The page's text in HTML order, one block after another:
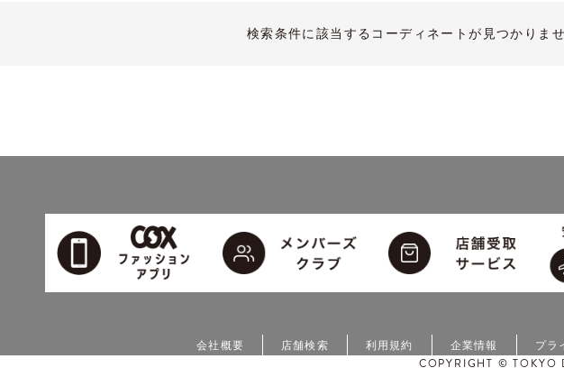
検索条件に該当するコーディネートが見つかりま
会社概要 店舗検索 利用規約 企業情報 プラ
COPYRIGHT © TOKYO